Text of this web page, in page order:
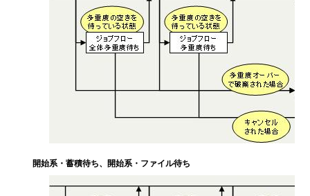
開始系・蓄積待ち、開始系・ファイル待ち